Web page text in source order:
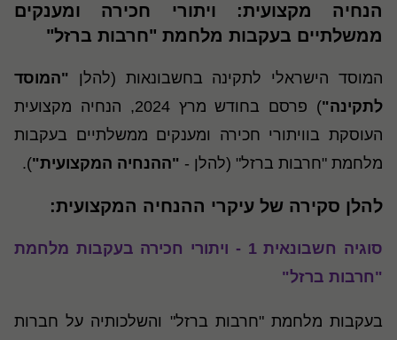
הנחיה מקצועית: ויתורי חכירה ומענקים
ממשלתיים בעקבות מלחמת "חרבות ברזל"
המוסד הישראלי לתקינה בחשבונאות (להלן "המוסד
לתקינה"
) פרסם בחודש מרץ 2024, הנחיה מקצועית
העוסקת בוויתורי חכירה ומענקים ממשלתיים בעקבות
מלחמת "חרבות ברזל" (להלן - "ההנחיה המקצועית").
להלן סקירה של עיקרי ההנחיה המקצועית:
סוגיה חשבונאית 1 - ויתורי חכירה בעקבות מלחמת
"חרבות ברזל"
בעקבות מלחמת "חרבות ברזל" והשלכותיה על חברות